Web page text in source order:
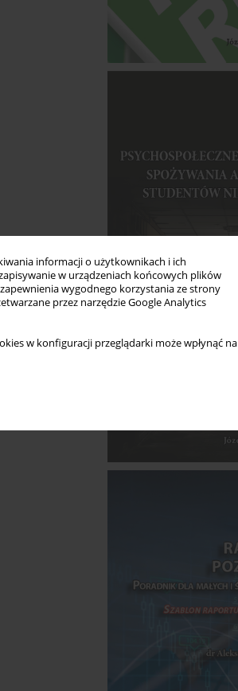
informacji o użytkownikach i ich
w urządzeniach końcowych plików
wygodnego korzystania ze strony
przez narzędzie Google Analytics
w konfiguracji przeglądarki może wpłynąć na